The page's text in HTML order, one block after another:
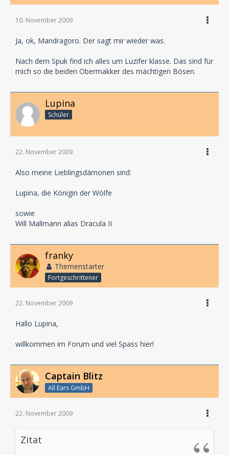
10. November 2009
Ja, ok, Mandragoro. Der sagt mir wieder was.
Nach dem Spuk find ich alles um Luzifer klasse. Das sind für
mich so die beiden Obermakker des mächtigen Bösen.
Lupina
Schüler
22. November 2009
Also meine Lieblingsdämonen sind:
Lupina, die Königin der Wölfe
sowie
Will Mallmann alias Dracula II
franky
Themenstarter
Fortgeschrittener
22. November 2009
Hallo Lupina,
willkommen im Forum und viel Spass hier!
Captain Blitz
All Ears GmbH
22. November 2009
Zitat